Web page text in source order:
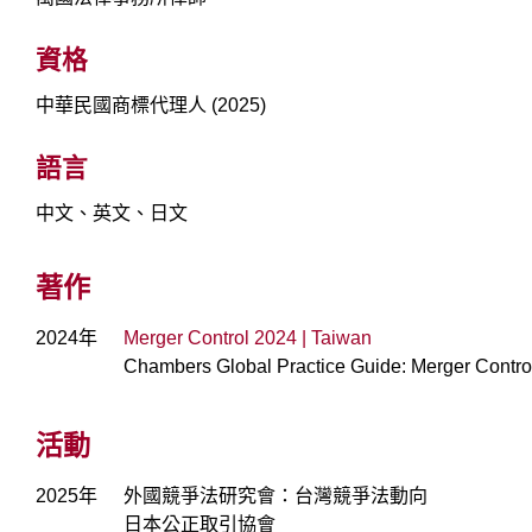
資格
中華民國商標代理人 (2025)
語言
中文、英文、日文
著作
2024年
Merger Control 2024 | Taiwan
Chambers Global Practice Guide: Merger
活動
2025年
外國競爭法研究會：台灣競爭法動向
日本公正取引協會